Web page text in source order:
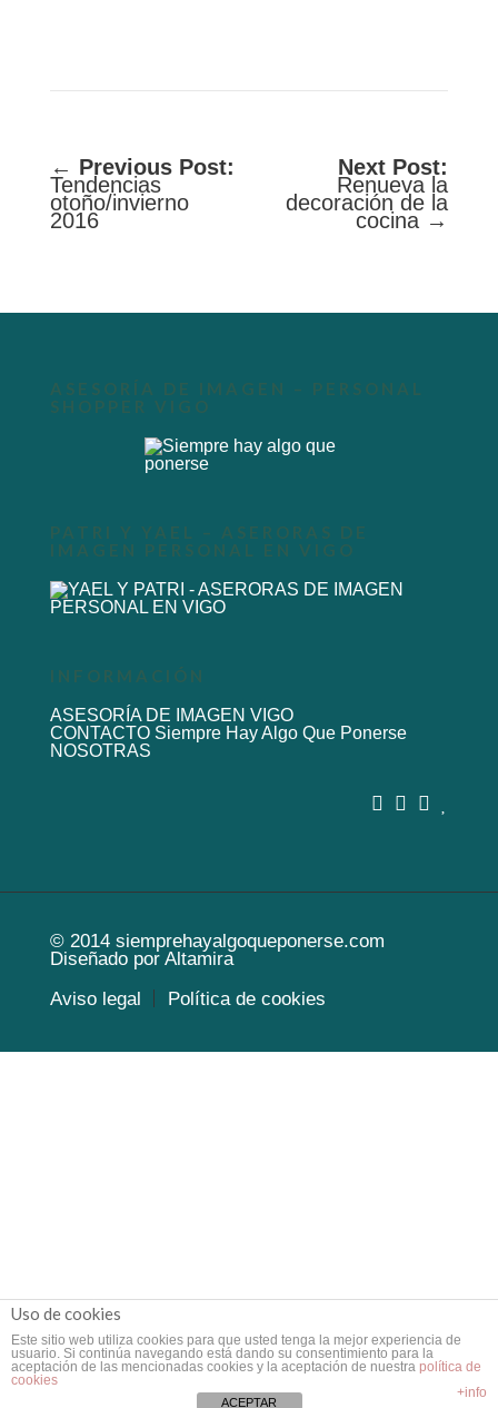
Next Post:
Renueva la
decoración de la
cocina →
← Previous Post:
Tendencias
otoño/invierno
2016
ASESORÍA DE IMAGEN – PERSONAL
SHOPPER VIGO
PATRI Y YAEL – ASERORAS DE
IMAGEN PERSONAL EN VIGO
INFORMACIÓN
ASESORÍA DE IMAGEN VIGO
CONTACTO Siempre Hay Algo Que Ponerse
NOSOTRAS
© 2014 siemprehayalgoqueponerse.com
Diseñado por Altamira
Aviso legal
Política de cookies
Uso de cookies
Este sitio web utiliza cookies para que usted tenga la mejor experiencia de
usuario. Si continúa navegando está dando su consentimiento para la
aceptación de las mencionadas cookies y la aceptación de nuestra política de
cookies
+info
ACEPTAR